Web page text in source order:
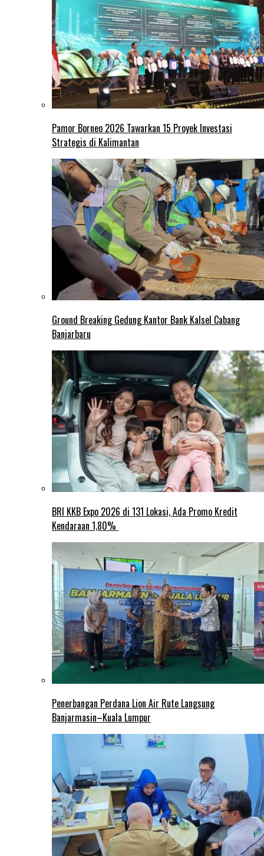
Pamor Borneo 2026 Tawarkan 15 Proyek Investasi
Strategis di Kalimantan
Ground Breaking Gedung Kantor Bank Kalsel Cabang
Banjarbaru
BRI KKB Expo 2026 di 131 Lokasi, Ada Promo Kredit
Kendaraan 1,80%
Penerbangan Perdana Lion Air Rute Langsung
Banjarmasin–Kuala Lumpur